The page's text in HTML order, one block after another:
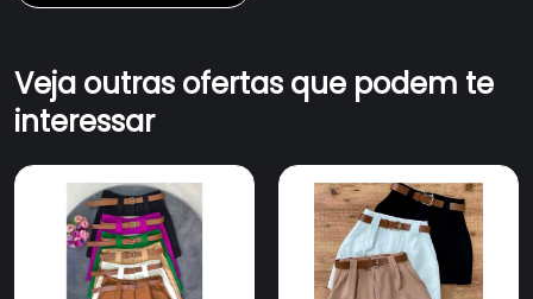
Veja outras ofertas que podem te
interessar